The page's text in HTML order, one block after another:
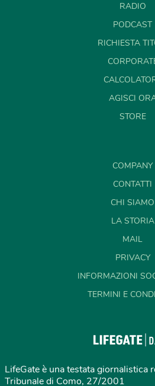
RADIO
PODCAST
RICHIESTA
AGISCI
STORE
COMPANY
CONTATTI
CHI SIAMO
LA STORIA
MAIL
PRIVACY
INFORMAZIONI
TERMINI E
LifeGate è una testata giornalistica
Tribunale di Como, 27/2001